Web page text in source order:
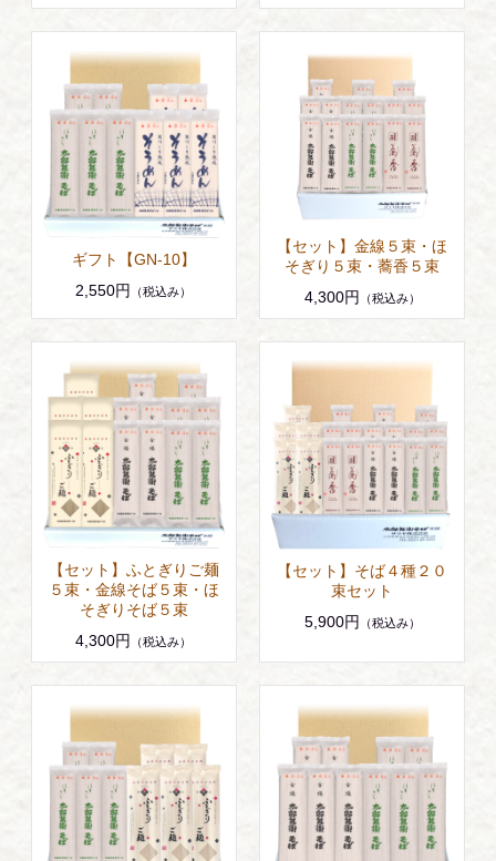
ギフト【GN-10】
2,550円
（税込み）
【セット】金線５束・ほ
そぎり５束・蕎香５束
4,300円
（税込み）
【セット】ふとぎりご麺
５束・金線そば５束・ほ
そぎりそば５束
4,300円
（税込み）
【セット】そば４種２０
束セット
5,900円
（税込み）